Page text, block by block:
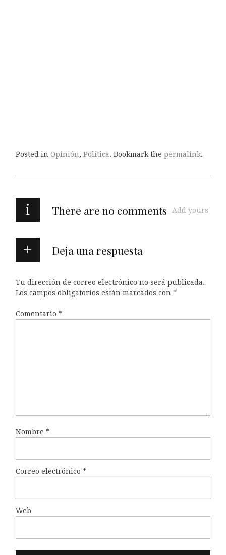
Posted in Opinión, Política. Bookmark the permalink.
i There are no comments Add yours
Deja una respuesta
Tu dirección de correo electrónico no será publicada.
Los campos obligatorios están marcados con *
Comentario *
Nombre *
Correo electrónico *
Web